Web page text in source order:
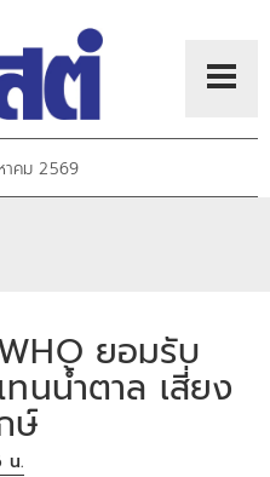
าคม 2569
ยอมรับ
นน้ำตาล เสี่ยง
ษ์
น.